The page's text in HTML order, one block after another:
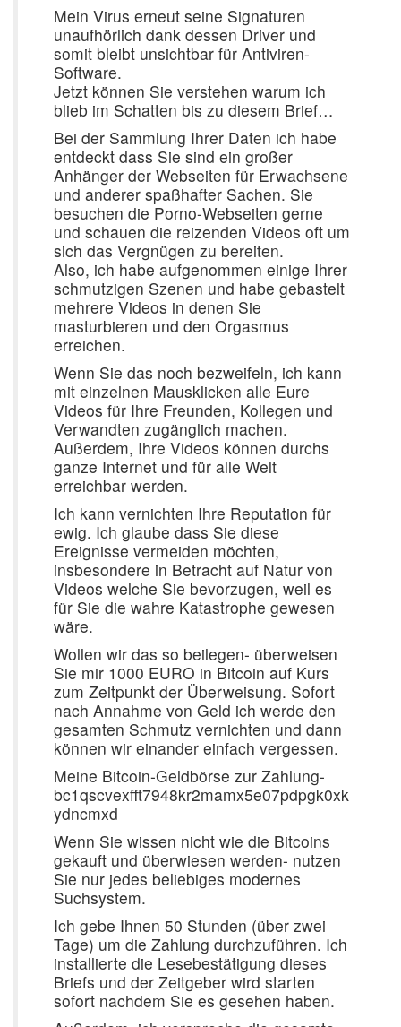
Mein Virus erneut seine Signaturen
unaufhörlich dank dessen Driver und
somit bleibt unsichtbar für Antiviren-
Software.
Jetzt können Sie verstehen warum ich
blieb im Schatten bis zu diesem Brief…
Bei der Sammlung Ihrer Daten ich habe
entdeckt dass Sie sind ein großer
Anhänger der Webseiten für Erwachsene
und anderer spaßhafter Sachen. Sie
besuchen die Porno-Webseiten gerne
und schauen die reizenden Videos oft um
sich das Vergnügen zu bereiten.
Also, ich habe aufgenommen einige Ihrer
schmutzigen Szenen und habe gebastelt
mehrere Videos in denen Sie
masturbieren und den Orgasmus
erreichen.
Wenn Sie das noch bezweifeln, ich kann
mit einzelnen Mausklicken alle Eure
Videos für Ihre Freunden, Kollegen und
Verwandten zugänglich machen.
Außerdem, Ihre Videos können durchs
ganze Internet und für alle Welt
erreichbar werden.
Ich kann vernichten Ihre Reputation für
ewig. Ich glaube dass Sie diese
Ereignisse vermeiden möchten,
insbesondere in Betracht auf Natur von
Videos welche Sie bevorzugen, weil es
für Sie die wahre Katastrophe gewesen
wäre.
Wollen wir das so beilegen- überweisen
Sie mir 1000 EURO in Bitcoin auf Kurs
zum Zeitpunkt der Überweisung. Sofort
nach Annahme von Geld ich werde den
gesamten Schmutz vernichten und dann
können wir einander einfach vergessen.
Meine Bitcoin-Geldbörse zur Zahlung-
bc1qscvexfft7948kr2mamx5e07pdpgk0xk
ydncmxd
Wenn Sie wissen nicht wie die Bitcoins
gekauft und überwiesen werden- nutzen
Sie nur jedes beliebiges modernes
Suchsystem.
Ich gebe Ihnen 50 Stunden (über zwei
Tage) um die Zahlung durchzuführen. Ich
installierte die Lesebestätigung dieses
Briefs und der Zeitgeber wird starten
sofort nachdem Sie es gesehen haben.